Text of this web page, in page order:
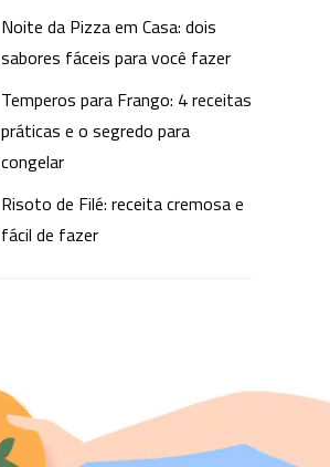
Noite da Pizza em Casa: dois
sabores fáceis para você fazer
Temperos para Frango: 4 receitas
práticas e o segredo para
congelar
Risoto de Filé: receita cremosa e
fácil de fazer